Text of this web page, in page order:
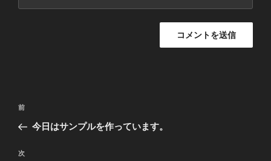
投
ナ
ビ
前
の
稿
前
今日はサンプルを作っています。
次
次